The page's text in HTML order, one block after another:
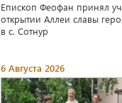
Епископ Феофан принял
открытии Аллеи славы
в с. Сотнур
6 Августа 2026